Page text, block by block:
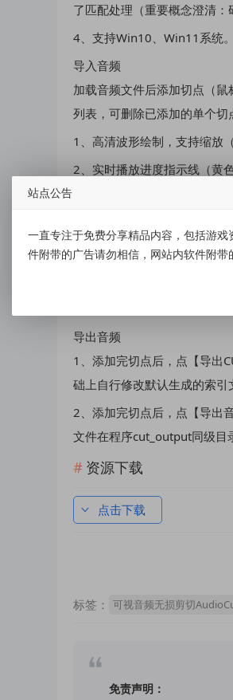
了匹配处理（重要概念澄清：
4、支持Win10、Win11系统。
导入音频
加载音频文件后添加切点（
列表，可删除已添加的单个切
1、高清波形绘制，支持缩放
2、实时播放进度指示线（黄
5、鼠标悬停后可显示精确的
导出音频
1、添加完切点后，点【导出
础上自行修改默认生成的索引
2、添加完切点后，点【导出
文件在程序cut_output同级目
资源下载
点击下载
标签： 可视音频无损剪切
免责声明：
站点公告
一直专注于免费分享精品内容，包括游
件附带的广告请勿相信，网站内软件附